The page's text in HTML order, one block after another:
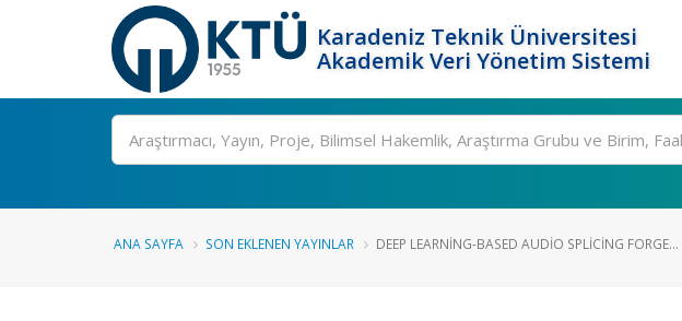
Karadeniz Teknik Üniversitesi
Akademik Veri Yönetim Sistemi
Ara
ANA SAYFA SON EKLENEN YAYINLAR DEEP LEARNING-BASED AUDIO SPLICING FORGE...